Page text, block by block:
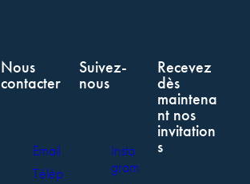
Nous
contacter
Email
Télép
Suivez-
nous
Insta
gram
Recevez
dès
maintena
nt nos
invitation
s